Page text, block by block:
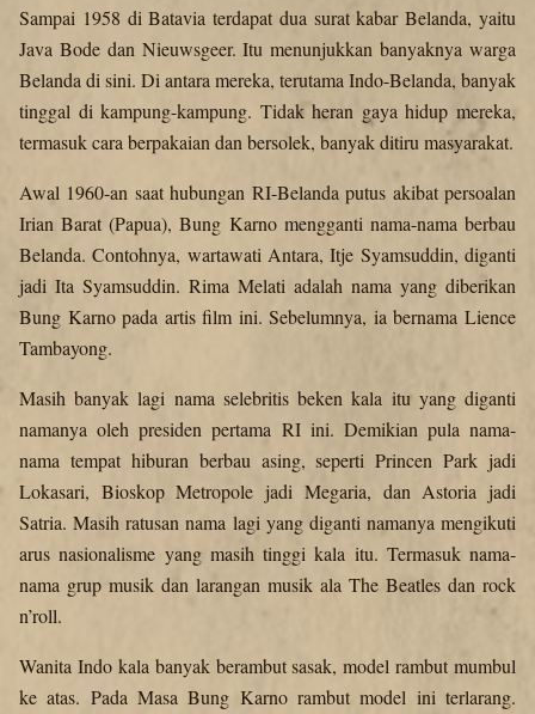
Sampai 1958 di Batavia terdapat dua surat kabar Belanda, yaitu
Java Bode dan Nieuwsgeer. Itu menunjukkan banyaknya warga
Belanda di sini. Di antara mereka, terutama Indo-Belanda, banyak
tinggal di kampung-kampung. Tidak heran gaya hidup mereka,
termasuk cara berpakaian dan bersolek, banyak ditiru masyarakat.
Awal 1960-an saat hubungan RI-Belanda putus akibat persoalan
Irian Barat (Papua), Bung Karno mengganti nama-nama berbau
Belanda. Contohnya, wartawati Antara, Itje Syamsuddin, diganti
jadi Ita Syamsuddin. Rima Melati adalah nama yang diberikan
Bung Karno pada artis film ini. Sebelumnya, ia bernama Lience
Tambayong.
Masih banyak lagi nama selebritis beken kala itu yang diganti
namanya oleh presiden pertama RI ini. Demikian pula nama-
nama tempat hiburan berbau asing, seperti Princen Park jadi
Lokasari, Bioskop Metropole jadi Megaria, dan Astoria jadi
Satria. Masih ratusan nama lagi yang diganti namanya mengikuti
arus nasionalisme yang masih tinggi kala itu. Termasuk nama-
nama grup musik dan larangan musik ala The Beatles dan rock
n’roll.
Wanita Indo kala banyak berambut sasak, model rambut mumbul
ke atas. Pada Masa Bung Karno rambut model ini terlarang.